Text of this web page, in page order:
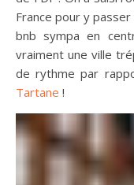
France pour y
bnb sympa en
vraiment une ville
de rythme par
Tartane !